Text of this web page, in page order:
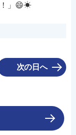
！」😄☀
次の日へ